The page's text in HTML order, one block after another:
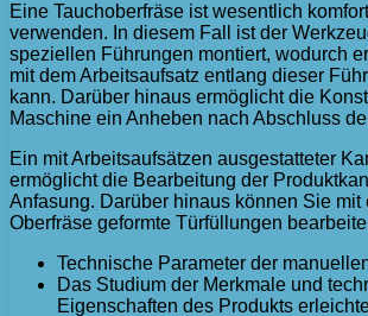
Eine Tauchoberfräse ist wesentlich
verwenden. In diesem Fall ist der
speziellen Führungen montiert, wodurch
mit dem Arbeitsaufsatz entlang dieser
kann. Darüber hinaus ermöglicht die
Maschine ein Anheben nach Abschluss
Ein mit Arbeitsaufsätzen ausgestatteter
ermöglicht die Bearbeitung der
Anfasung. Darüber hinaus können Sie mit
Oberfräse geformte Türfüllungen
Technische Parameter der
Das Studium der Merkmale und
Eigenschaften des Produkts